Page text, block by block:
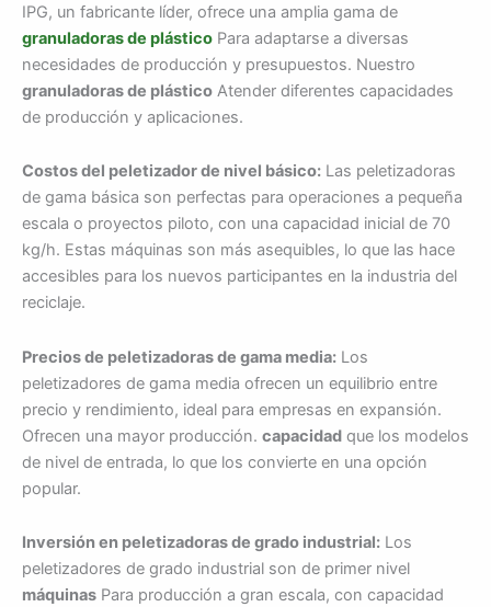
IPG, un fabricante líder, ofrece una amplia gama de
granuladoras de plástico Para adaptarse a diversas
necesidades de producción y presupuestos. Nuestro
granuladoras de plástico Atender diferentes capacidades
de producción y aplicaciones.
Costos del peletizador de nivel básico: Las peletizadoras
de gama básica son perfectas para operaciones a pequeña
escala o proyectos piloto, con una capacidad inicial de 70
kg/h. Estas máquinas son más asequibles, lo que las hace
accesibles para los nuevos participantes en la industria del
reciclaje.
Precios de peletizadoras de gama media: Los
peletizadores de gama media ofrecen un equilibrio entre
precio y rendimiento, ideal para empresas en expansión.
Ofrecen una mayor producción. capacidad que los modelos
de nivel de entrada, lo que los convierte en una opción
popular.
Inversión en peletizadoras de grado industrial: Los
peletizadores de grado industrial son de primer nivel
máquinas Para producción a gran escala, con capacidad